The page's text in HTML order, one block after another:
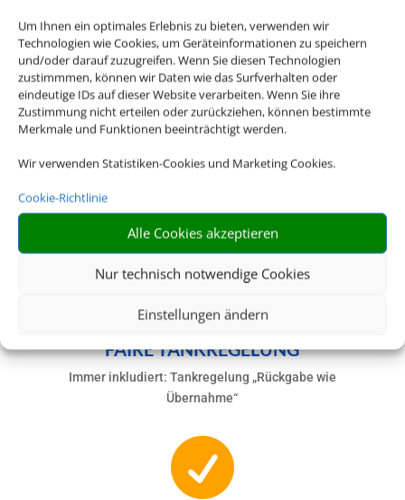
Um Ihnen ein optimales Erlebnis zu bieten, verwenden wir
Technologien wie Cookies, um Geräteinformationen zu speichern
und/oder darauf zuzugreifen. Wenn Sie diesen Technologien
zustimmmen, können wir Daten wie das Surfverhalten oder
eindeutige IDs auf dieser Website verarbeiten. Wenn Sie ihre
Zustimmung nicht erteilen oder zurückziehen, können bestimmte
Merkmale und Funktionen beeinträchtigt werden.
Wir verwenden Statistiken-Cookies und Marketing Cookies.
Cookie-Richtlinie
Alle Cookies akzeptieren
Nur technisch notwendige Cookies
Einstellungen ändern

ALLES INKLUSIVE
Inkl. Vollkaskoschutz, Erstattung der Selbstbeteiligung,
freie Kilometer uvm

FAIRE TANKREGELUNG
Immer inkludiert: Tankregelung „Rückgabe wie
Übernahme“
